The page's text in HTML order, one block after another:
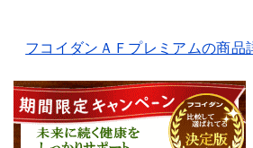
フコイダンＡＦプレミアムの商品